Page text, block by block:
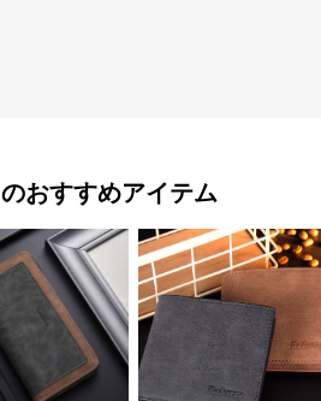
のおすすめアイテム